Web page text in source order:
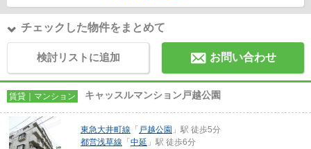
チェックした物件をまとめて
検討リストに追加 お問い合わせ
賃貸｜マンション キャッスルマンション戸越公園
東急大井町線 「 戸越公園 」駅 徒歩5分
都営浅草線 「 中延 」駅 徒歩6分